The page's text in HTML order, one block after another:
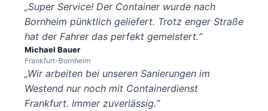
„Super Service! Der Container wurde nach
Bornheim pünktlich geliefert. Trotz enger Straße
hat der Fahrer das perfekt gemeistert.“
Michael Bauer
Frankfurt-Bornheim
„Wir arbeiten bei unseren Sanierungen im
Westend nur noch mit Containerdienst
Frankfurt. Immer zuverlässig.“